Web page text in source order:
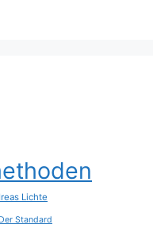
Lichte
Der Standard